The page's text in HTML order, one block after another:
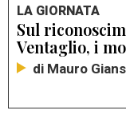
LA GIORNATA
Sul
Ventaglio, i
di Mauro